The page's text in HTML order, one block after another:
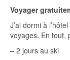
Voyager
J’ai dormi à
voyages. En tout,
– 2 jours au ski